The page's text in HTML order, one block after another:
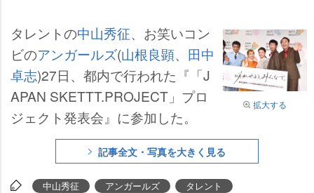
拡大する
タレントの中山秀征、お笑いコン
ビのアンガールズ(山根良顕、 田中
卓志)27日、都内で行われた『「J
APAN SKETTT.PROJECT」プロ
ジェクト発表会』に参加した。
記事全文・写真を大きく見る
中山秀征 アンガールズ
タレント